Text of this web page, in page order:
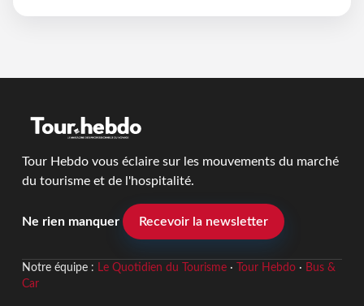
Tour Hebdo vous éclaire sur les mouvements du marché
du tourisme et de l'hospitalité.
Ne rien manquer Recevoir la newsletter
Notre équipe : Le Quotidien du Tourisme· Tour Hebdo· Bus &
Car